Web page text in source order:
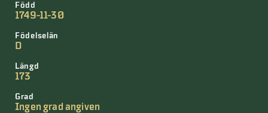
Född
1749-11-30
Födelselän
D
Längd
173
Grad
Ingen grad angiven